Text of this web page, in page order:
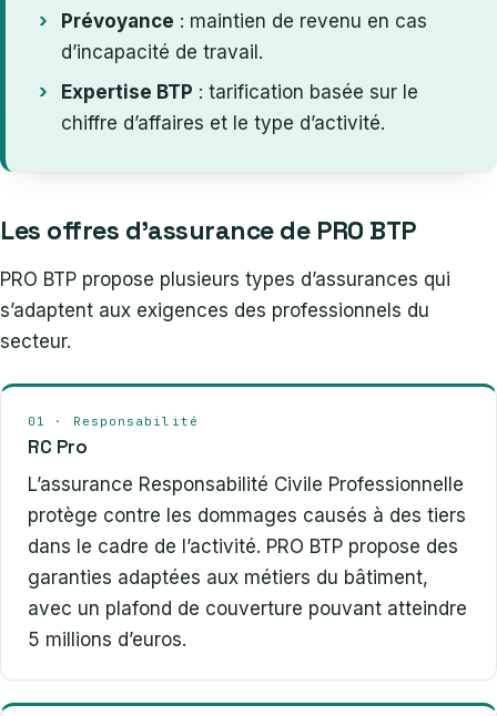
Prévoyance : maintien de revenu en cas
d’incapacité de travail.
Expertise BTP : tarification basée sur le
chiffre d’affaires et le type d’activité.
Les offres d’assurance de PRO BTP
PRO BTP propose plusieurs types d’assurances qui
s’adaptent aux exigences des professionnels du
secteur.
01 · Responsabilité
RC Pro
L’assurance Responsabilité Civile Professionnelle
protège contre les dommages causés à des tiers
dans le cadre de l’activité. PRO BTP propose des
garanties adaptées aux métiers du bâtiment,
avec un plafond de couverture pouvant atteindre
5 millions d’euros.